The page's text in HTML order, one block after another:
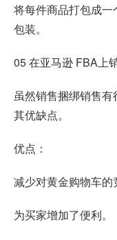
将每件商品打包成
包装。
05 在亚马逊 FBA上
虽然销售捆绑销售
其优缺点。
优点：
减少对黄金购物车
为买家增加了便利。